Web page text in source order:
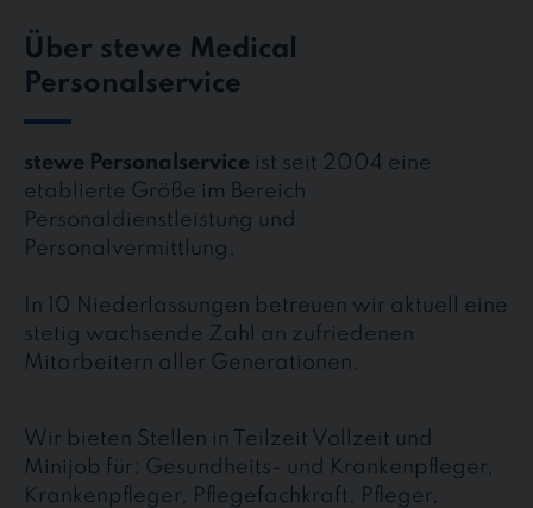
Über stewe Medical
Personalservice
stewe Personalservice ist seit 2004 eine
etablierte Größe im Bereich
Personaldienstleistung und
Personalvermittlung.
In 10 Niederlassungen betreuen wir aktuell eine
stetig wachsende Zahl an zufriedenen
Mitarbeitern aller Generationen.
Wir bieten Stellen in Teilzeit Vollzeit und
Minijob für: Gesundheits- und Krankenpfleger,
Krankenpfleger, Pflegefachkraft, Pfleger,